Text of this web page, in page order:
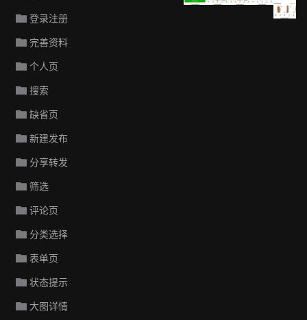
登录注册
完善资料
个人页
搜索
缺省页
新建发布
分享转发
筛选
评论页
分类选择
表单页
状态提示
大图详情